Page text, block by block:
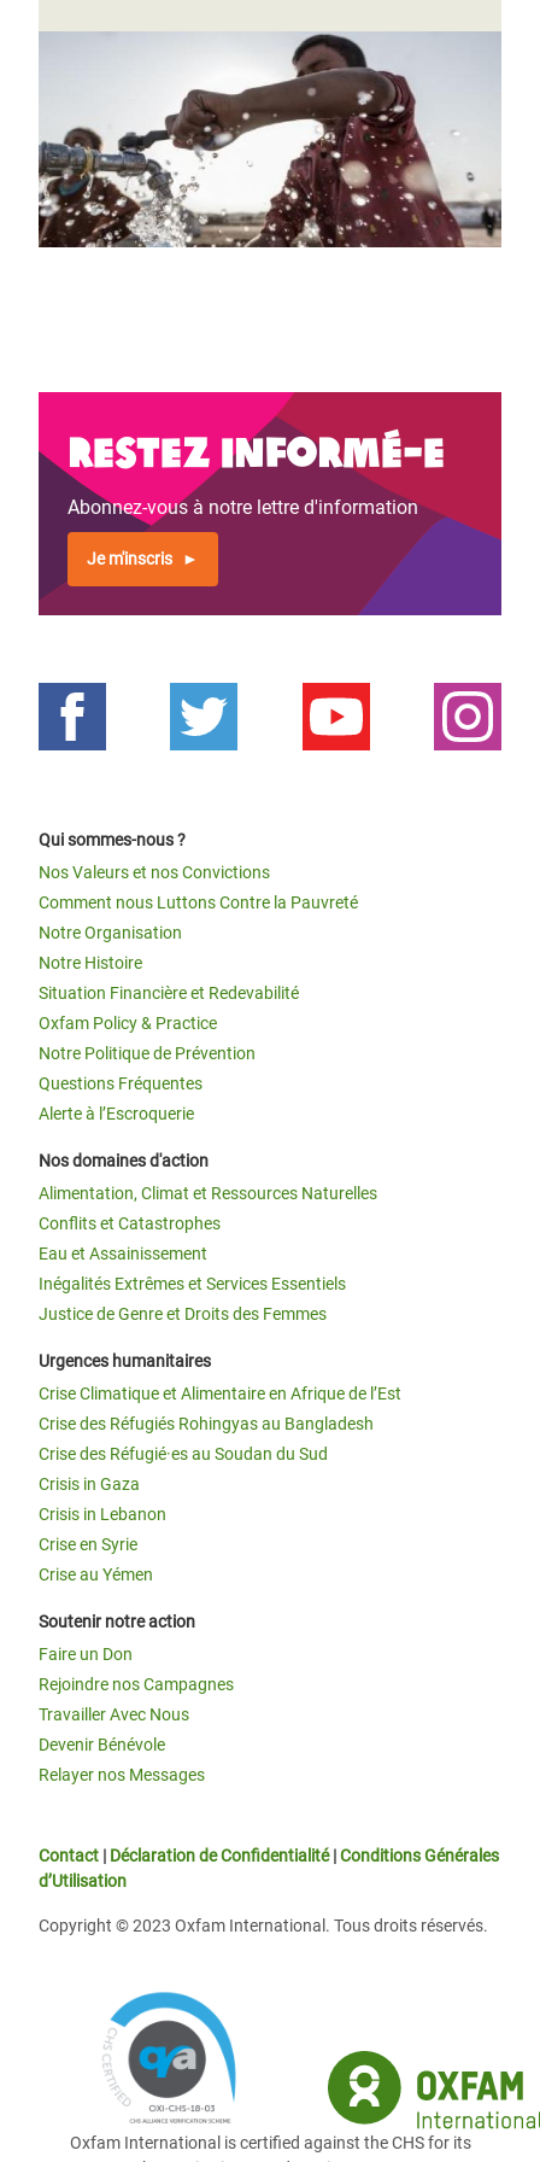
Restez informé-e
Abonnez-vous à notre lettre d'information
Je m'inscris
Qui sommes-nous ?
Nos Valeurs et nos Convictions
Comment nous Luttons Contre la Pauvreté
Notre Organisation
Notre Histoire
Situation Financière et Redevabilité
Oxfam Policy & Practice
Notre Politique de Prévention
Questions Fréquentes
Alerte à l’Escroquerie
Nos domaines d'action
Alimentation, Climat et Ressources Naturelles
Conflits et Catastrophes
Eau et Assainissement
Inégalités Extrêmes et Services Essentiels
Justice de Genre et Droits des Femmes
Urgences humanitaires
Crise Climatique et Alimentaire en Afrique de l’Est
Crise des Réfugiés Rohingyas au Bangladesh
Crise des Réfugié·es au Soudan du Sud
Crisis in Gaza
Crisis in Lebanon
Crise en Syrie
Crise au Yémen
Soutenir notre action
Faire un Don
Rejoindre nos Campagnes
Travailler Avec Nous
Devenir Bénévole
Relayer nos Messages
Contact | Déclaration de Confidentialité|Conditions Générales
d’Utilisation
Copyright © 2023 Oxfam International. Tous droits réservés.
Oxfam International is certified against the CHS for its